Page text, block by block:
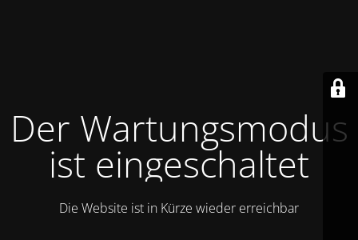
Der Wartungsmodus
ist eingeschaltet
Die Website ist in Kürze wieder erreichbar